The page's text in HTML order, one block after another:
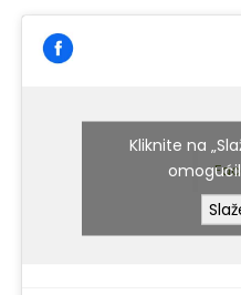
Kliknite na